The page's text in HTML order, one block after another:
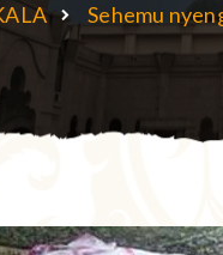
Sehemu